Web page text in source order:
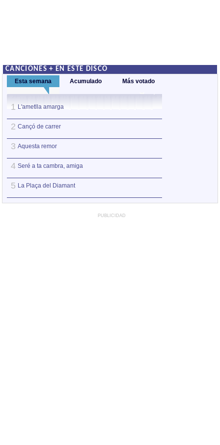
CANCIONES + EN ESTE DISCO
Esta semana Acumulado Más votado
1 L'ametlla amarga
2 Cançó de carrer
3 Aquesta remor
4 Seré a ta cambra, amiga
5 La Plaça del Diamant
PUBLICIDAD